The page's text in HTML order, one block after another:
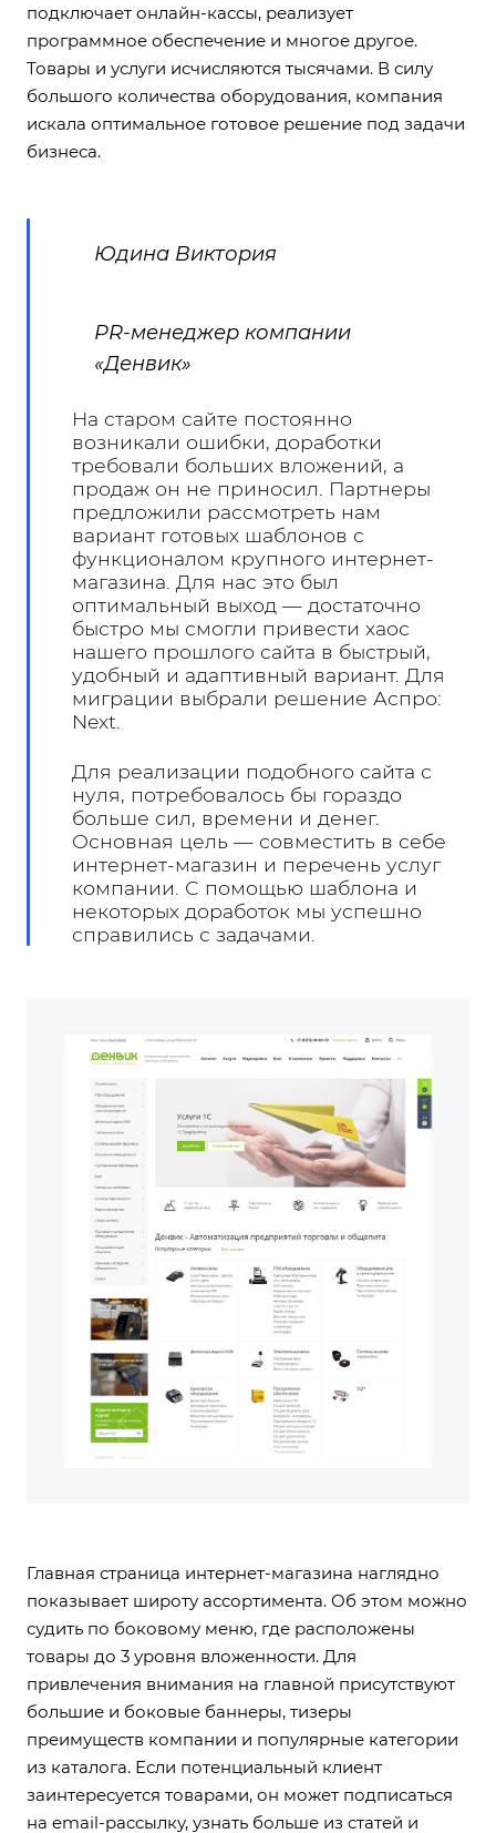
подключает онлайн-кассы, реализует
программное обеспечение и многое другое.
Товары и услуги исчисляются тысячами. В силу
большого количества оборудования, компания
искала оптимальное готовое решение под задачи
бизнеса.
Юдина Виктория
PR-менеджер компании
«Денвик»
На старом сайте постоянно
возникали ошибки, доработки
требовали больших вложений, а
продаж он не приносил. Партнеры
предложили рассмотреть нам
вариант готовых шаблонов с
функционалом крупного интернет-
магазина. Для нас это был
оптимальный выход — достаточно
быстро мы смогли привести хаос
нашего прошлого сайта в быстрый,
удобный и адаптивный вариант. Для
миграции выбрали решение Аспро:
Next
Для реализации подобного сайта с
нуля, потребовалось бы гораздо
больше сил, времени и денег.
Основная цель — совместить в себе
интернет-магазин и перечень услуг
компании. С помощью шаблона и
некоторых доработок мы успешно
справились с задачами.
Главная страница интернет-магазина наглядно
показывает широту ассортимента. Об этом можно
судить по боковому меню, где расположены
товары до 3 уровня вложенности. Для
привлечения внимания на главной присутствуют
большие и боковые баннеры, тизеры
преимуществ компании и популярные категории
из каталога. Если потенциальный клиент
заинтересуется товарами, он может подписаться
на email-рассылку, узнать больше из статей и